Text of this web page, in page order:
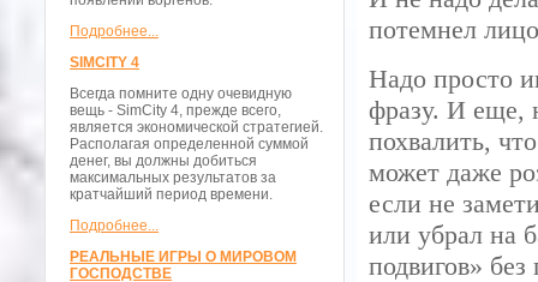
Подробнее...
SIMCITY 4
Всегда помните одну очевидную
вещь - SimCity 4, прежде всего,
является экономической стратегией.
Располагая определенной суммой
денег, вы должны добиться
максимальных результатов за
кратчайший период времени.
Подробнее...
РЕАЛЬНЫЕ ИГРЫ О МИРОВОМ
ГОСПОДСТВЕ
потемнел
Надо просто
фразу. И еще,
похвалить,
может даже
если не
или убрал на
подвигов»